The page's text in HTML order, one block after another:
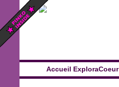
Accueil ExploraCoeur